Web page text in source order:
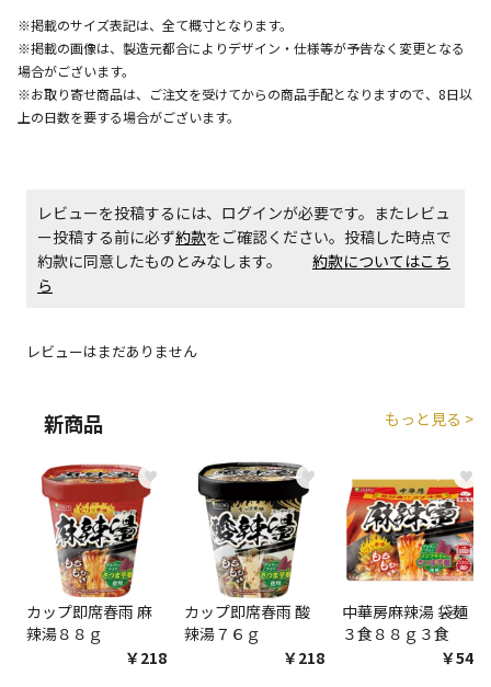
お見積商品です。金額・施工日はお打ち合わせの上、
決定となります。
エアコンの取付工事が必要な商品です。別途費用が発
商品購入個数ごとに送料がかかる商品です
※掲載のサイズ表記は、全て概寸となります。
※掲載の画像は、製造元都合によりデザイン・仕様等が予告なく変更となる
場合がございます。
※お取り寄せ商品は、ご注文を受けてからの商品手配となりますので、8日以
上の日数を要する場合がございます。
レビューを投稿するには、ログインが必要です。またレビュ
ー投稿する前に必ず約款をご確認ください。投稿した時点で
約款に同意したものとみなします。 約款についてはこち
ら
レビューはまだありません
新商品 もっと見る >
♥
カップ即席春雨 麻
辣湯８８ｇ
￥218
♥
カップ即席春雨 酸
辣湯７６ｇ
￥218
♥
中華房麻辣湯 袋麺
３食８８ｇ３食
￥548